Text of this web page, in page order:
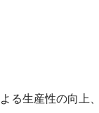
る生産性の向上